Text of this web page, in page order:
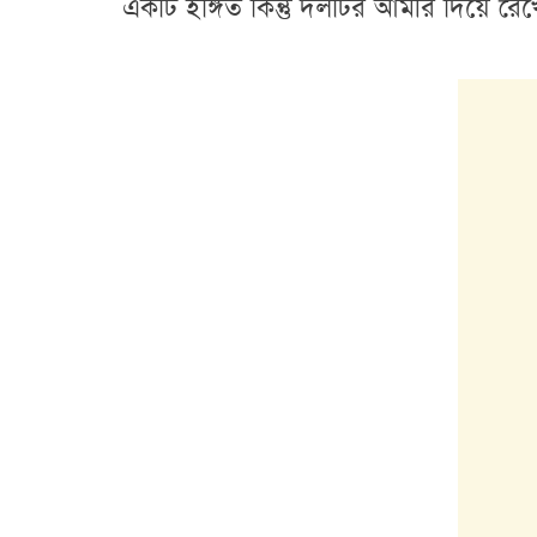
একটি ইঙ্গিত কিন্তু দলটির আমীর দিয়ে